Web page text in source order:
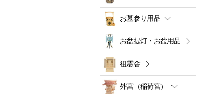
お墓参り用品
お盆提灯・お盆用品
祖霊舎
外宮（稲荷宮）